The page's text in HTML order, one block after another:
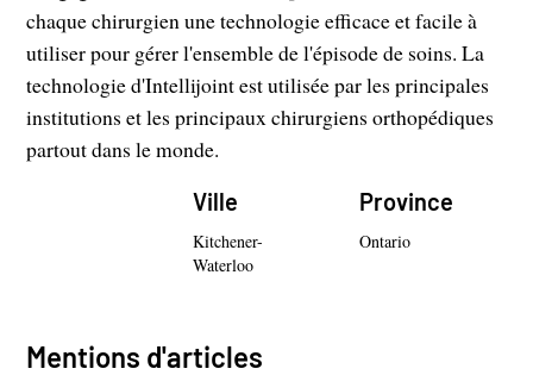
chaque chirurgien une technologie efficace et facile à
utiliser pour gérer l'ensemble de l'épisode de soins. La
technologie d'Intellijoint est utilisée par les principales
institutions et les principaux chirurgiens orthopédiques
partout dans le monde.
Ville
Kitchener-
Waterloo
Province
Ontario
Mentions d'articles